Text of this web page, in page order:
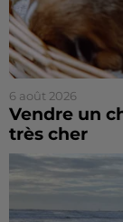
6 août 2026
Vendre un
très cher